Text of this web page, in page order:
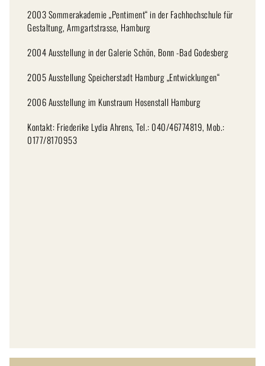
2003 Sommerakademie „Pentiment“ in der Fachhochschule für
Gestaltung, Armgartstrasse, Hamburg
2004 Ausstellung in der Galerie Schön, Bonn -Bad Godesberg
2005 Ausstellung Speicherstadt Hamburg „Entwicklungen“
2006 Ausstellung im Kunstraum Hosenstall Hamburg
Kontakt: Friederike Lydia Ahrens, Tel.: 040/46774819, Mob.:
0177/8170953